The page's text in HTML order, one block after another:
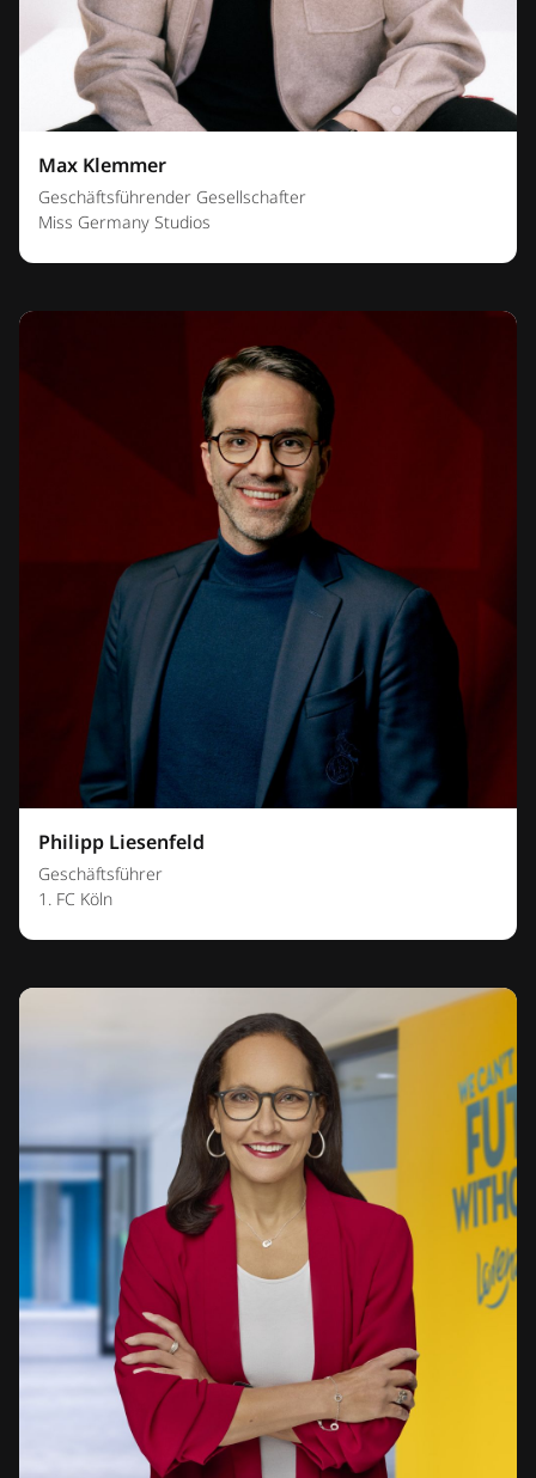
Max Klemmer
Geschäftsführender Gesellschafter
Miss Germany Studios
Philipp Liesenfeld
Geschäftsführer
1. FC Köln